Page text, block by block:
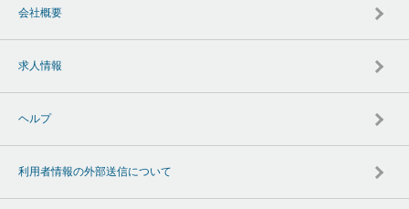
会社概要
求人情報
ヘルプ
利用者情報の外部送信について